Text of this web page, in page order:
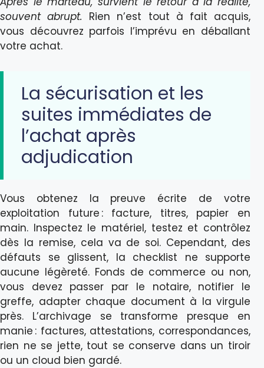
souvent abrupt. Rien n’est tout à fait acquis,
vous découvrez parfois l’imprévu en déballant
votre achat.
La sécurisation et les
suites immédiates de
l’achat après
adjudication
Vous obtenez la preuve écrite de votre
exploitation future : facture, titres, papier en
main. Inspectez le matériel, testez et contrôlez
dès la remise, cela va de soi. Cependant, des
défauts se glissent, la checklist ne supporte
aucune légèreté. Fonds de commerce ou non,
vous devez passer par le notaire, notifier le
greffe, adapter chaque document à la virgule
près. L’archivage se transforme presque en
manie : factures, attestations, correspondances,
rien ne se jette, tout se conserve dans un tiroir
ou un cloud bien gardé.